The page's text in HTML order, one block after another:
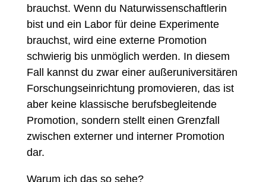
brauchst. Wenn du Naturwissenschaftlerin
bist und ein Labor für deine Experimente
brauchst, wird eine externe Promotion
schwierig bis unmöglich werden. In diesem
Fall kannst du zwar einer außeruniversitären
Forschungseinrichtung promovieren, das ist
aber keine klassische berufsbegleitende
Promotion, sondern stellt einen Grenzfall
zwischen externer und interner Promotion
dar.
Warum ich das so sehe?